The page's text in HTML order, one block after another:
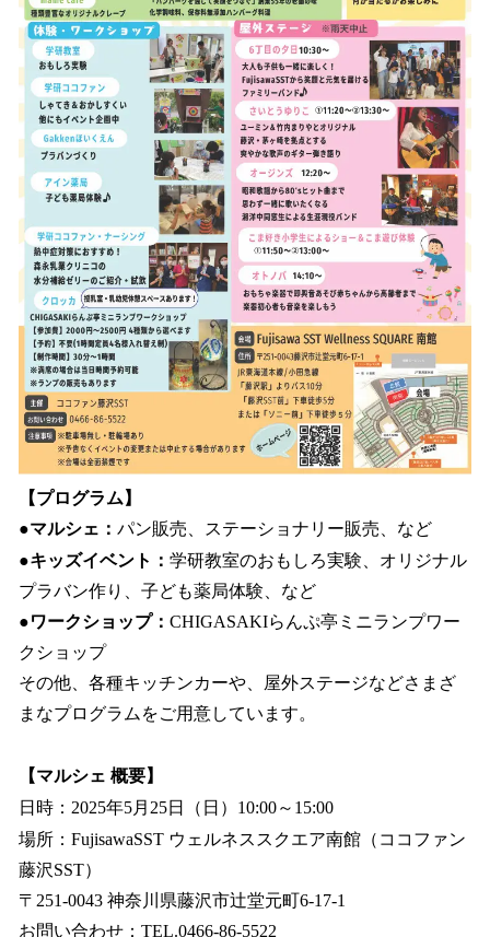
【プログラム】
●マルシェ： パン販売、ステーショナリー販売、など
●キッズイベント： 学研教室のおもしろ実験、オリジナル
プラバン作り、子ども薬局体験、など
●ワークショップ： CHIGASAKIらんぷ亭ミニランプワー
クショップ
その他、各種キッチンカーや、屋外ステージなどさまざ
まなプログラムをご用意しています。
【マルシェ 概要】
日時：2025年5月25日（日）10:00～15:00
場所：FujisawaSST ウェルネススクエア南館（ココファン
藤沢SST）
〒251‐0043 神奈川県藤沢市辻堂元町6-17-1
お問い合わせ：TEL.0466-86-5522